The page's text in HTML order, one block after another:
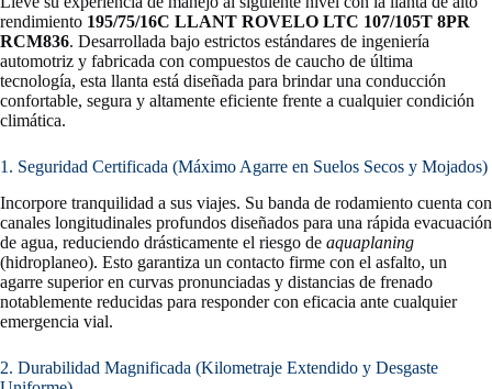
rendimiento 195/75/16C LLANT ROVELO LTC 107/105T 8PR
RCM836. Desarrollada bajo estrictos estándares de ingeniería
automotriz y fabricada con compuestos de caucho de última
tecnología, esta llanta está diseñada para brindar una conducción
confortable, segura y altamente eficiente frente a cualquier condición
climática.
1. Seguridad Certificada (Máximo Agarre en Suelos Secos y Mojados)
Incorpore tranquilidad a sus viajes. Su banda de rodamiento cuenta con
canales longitudinales profundos diseñados para una rápida evacuación
de agua, reduciendo drásticamente el riesgo de aquaplaning
(hidroplaneo). Esto garantiza un contacto firme con el asfalto, un
agarre superior en curvas pronunciadas y distancias de frenado
notablemente reducidas para responder con eficacia ante cualquier
emergencia vial.
2. Durabilidad Magnificada (Kilometraje Extendido y Desgaste